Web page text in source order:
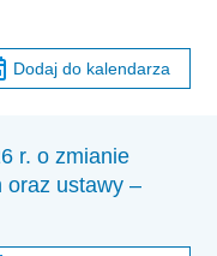
Dodaj do kalendarza
r. o zmianie
oraz ustawy –